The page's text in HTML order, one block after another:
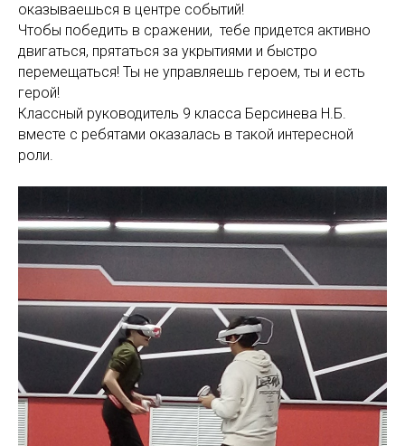
оказываешься в центре событий!
Чтобы победить в сражении, тебе придется активно
двигаться, прятаться за укрытиями и быстро
перемещаться! Ты не управляешь героем, ты и есть
герой!
Классный руководитель 9 класса Берсинева Н.Б.
вместе с ребятами оказалась в такой интересной
роли.